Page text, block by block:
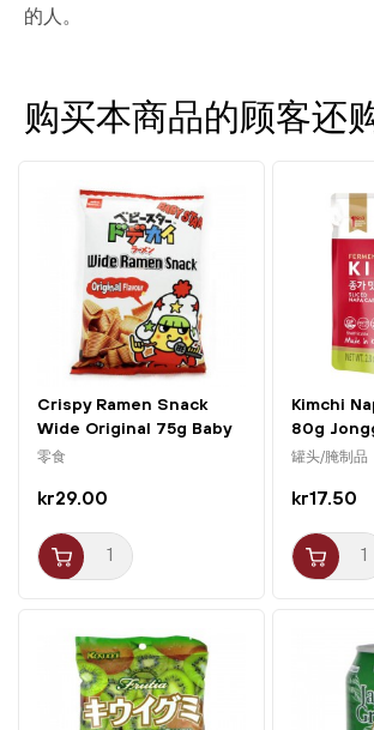
的人。
购买本商品的顾客还
Crispy Ramen Snack
Wide Original 75g Baby
Star
零食
kr29.00
Kimchi
80g
罐头/腌制品
kr17.50